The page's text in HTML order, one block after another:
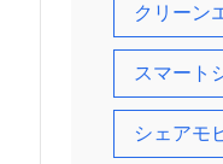
クリーン
スマート
シェアモ